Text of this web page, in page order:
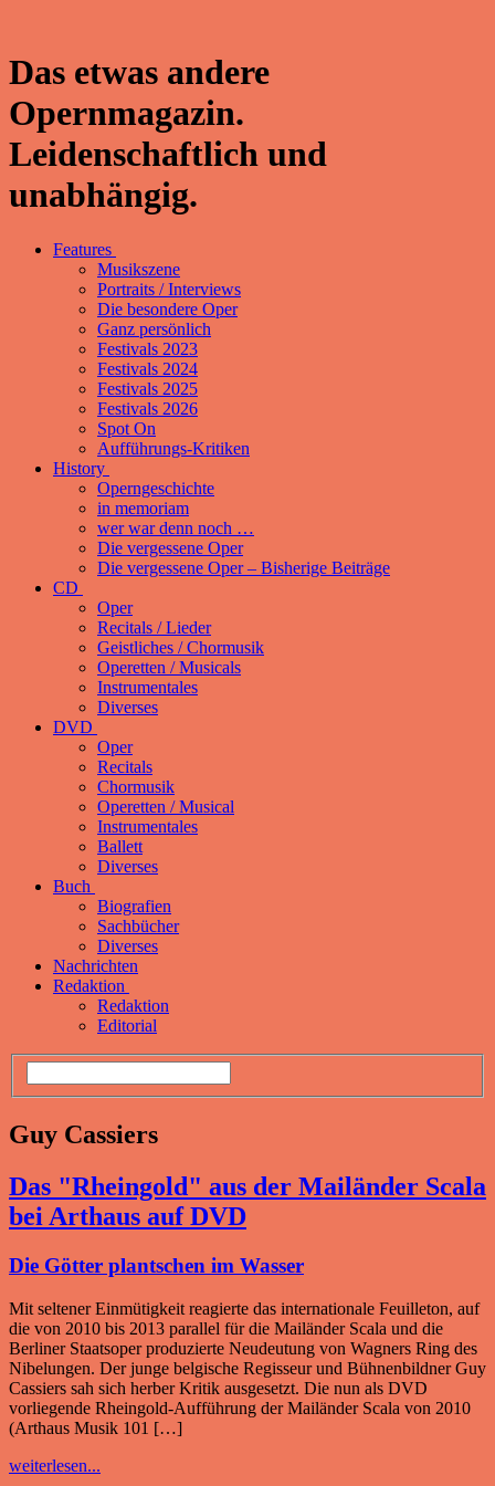
Das etwas andere
Opernmagazin.
Leidenschaftlich und
unabhängig.
Features
Musikszene
Portraits / Interviews
Die besondere Oper
Ganz persönlich
Festivals 2023
Festivals 2024
Festivals 2025
Festivals 2026
Spot On
Aufführungs-Kritiken
History
Operngeschichte
in memoriam
wer war denn noch …
Die vergessene Oper
Die vergessene Oper – Bisherige Beiträge
CD
Oper
Recitals / Lieder
Geistliches / Chormusik
Operetten / Musicals
Instrumentales
Diverses
DVD
Oper
Recitals
Chormusik
Operetten / Musical
Instrumentales
Ballett
Diverses
Buch
Biografien
Sachbücher
Diverses
Nachrichten
Redaktion
Redaktion
Editorial
Guy Cassiers
Das "Rheingold" aus der Mailänder Scala
bei Arthaus auf DVD
Die Götter plantschen im Wasser
Mit seltener Einmütigkeit reagierte das internationale Feuilleton, auf
die von 2010 bis 2013 parallel für die Mailänder Scala und die
Berliner Staatsoper produzierte Neudeutung von Wagners Ring des
Nibelungen. Der junge belgische Regisseur und Bühnenbildner Guy
Cassiers sah sich herber Kritik ausgesetzt. Die nun als DVD
vorliegende Rheingold-Aufführung der Mailänder Scala von 2010
(Arthaus Musik 101 […]
weiterlesen...